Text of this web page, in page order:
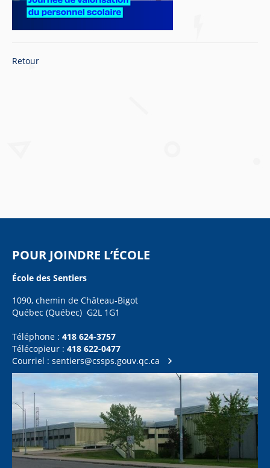
Retour
POUR JOINDRE L’ÉCOLE
École des Sentiers
1090, chemin de Château-Bigot
Québec (Québec) G2L 1G1
Téléphone : 418 624-3757
Télécopieur : 418 622-0477
Courriel : sentiers@cssps.gouv.qc.ca